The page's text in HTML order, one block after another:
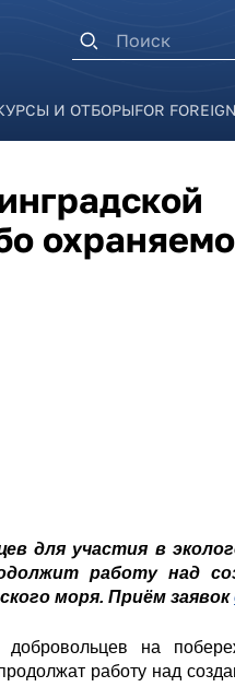
Форма
И ОТБОРЫFOR
для участия в
работу над
моря. Приём заявок
на
работу над